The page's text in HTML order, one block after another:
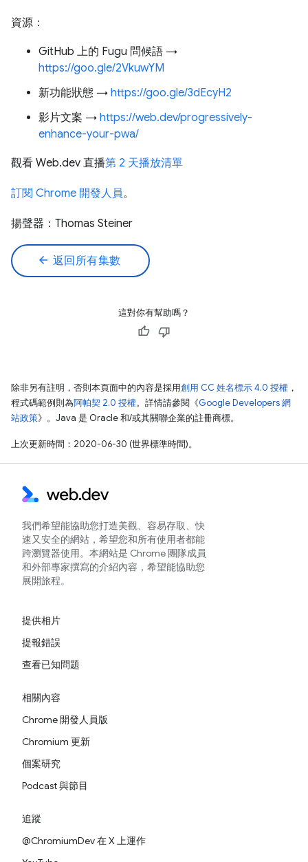
資源：
GitHub 上的 Fugu 問候語 →
https://goo.gle/2VkuwYM
新功能狀態 → https://goo.gle/3dEcyH2
影片文案 → https://web.dev/progressively-
enhance-your-pwa/
觀看 Web.dev 直播第 2 天播放清單
訂閱 Chrome 開發人員。
揚聲器：Thomas Steiner
arrow_back 返回所有集數
這對你有幫助嗎？
除非另有註明，否則本頁面中的內容是採用創用 CC 姓名標示 4.0 授權 ，
程式碼範例則為阿帕契 2.0 授權。詳情請參閱《Google Developers 網
站政策》。Java 是 Oracle 和/或其關聯企業的註冊商標。
上次更新時間：2020-06-30 (世界標準時間)。
我們希望能協助您打造美觀、容易存取、快
速又安全的網站，希望您和所有使用者都能
跨瀏覽器使用。本網站是 Chrome 團隊成員
和外部專家撰寫的介紹內容，希望能協助您
展開旅程。
提供相片
提報錯誤
查看已知問題
相關內容
Chrome 開發人員版
Chromium 更新
個案研究
Podcast 與節目
追蹤
@ChromiumDev 在 X 上運作